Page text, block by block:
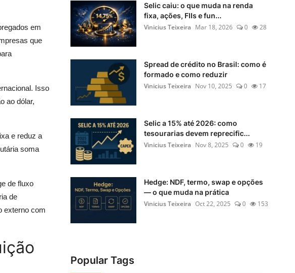
em
que
Isso
ao dólar,
e reduz a
soma
de fluxo
de
externo com
Selic caiu: o que muda na renda
fixa, ações, FIIs e fun...
Vinicius Teixeira Mar 18, 2026 0 28
Spread de crédito no Brasil: como é
formado e como reduzir
Vinicius Teixeira Nov 10, 2025 0 17
Selic a 15% até 2026: como
tesourarias devem reprecific...
Vinicius Teixeira Nov 8, 2025 0 19
Hedge: NDF, termo, swap e opções
— o que muda na prática
Vinicius Teixeira Oct 22, 2025 0 153
Popular Tags